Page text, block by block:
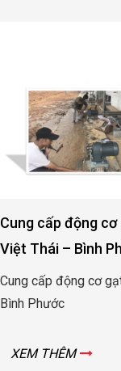
Cung cấp động
Việt Thái – Bình
Cung cấp động cơ
Bình Phước
XEM THÊM